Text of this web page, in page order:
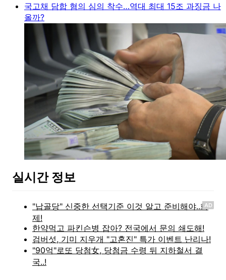
국고채 담합 혐의 심의 착수…역대 최대 15조 과징금 나
올까?
실시간 정보
AD